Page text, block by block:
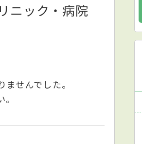
ニック・病院
せんでした。